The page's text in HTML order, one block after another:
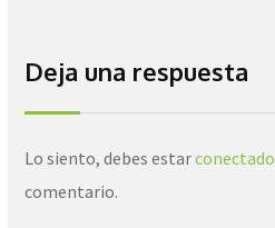
Deja una respuesta
Lo siento, debes estarconectado
comentario.